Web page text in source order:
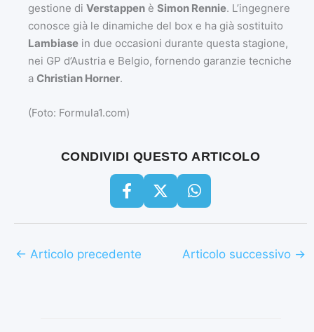
gestione di Verstappen è Simon Rennie. L’ingegnere
conosce già le dinamiche del box e ha già sostituito
Lambiase in due occasioni durante questa stagione,
nei GP d’Austria e Belgio, fornendo garanzie tecniche
a Christian Horner.
(Foto: Formula1.com)
CONDIVIDI QUESTO ARTICOLO
← Articolo precedente Articolo successivo →